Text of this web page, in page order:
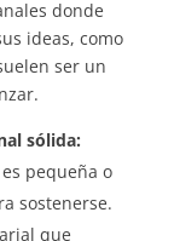
donde
ideas, como
ser un
sólida:
pequeña o
sostenerse.
que